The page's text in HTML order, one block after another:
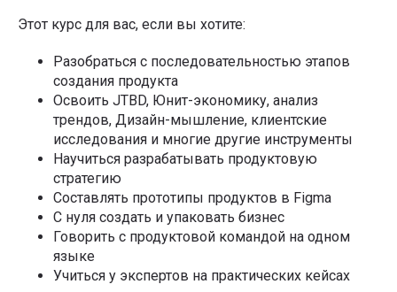
Этот курс для вас, если вы хотите:
Разобраться с последовательностью этапов
создания продукта
Освоить JTBD, Юнит-экономику, анализ
трендов, Дизайн-мышление, клиентские
исследования и многие другие инструменты
Научиться разрабатывать продуктовую
стратегию
Составлять прототипы продуктов в Figma
С нуля создать и упаковать бизнес
Говорить с продуктовой командой на одном
языке
Учиться у экспертов на практических кейсах